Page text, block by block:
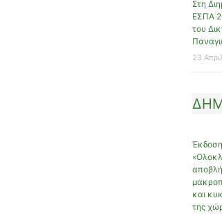
Στη
ΕΣΠΑ
του
23
και
της